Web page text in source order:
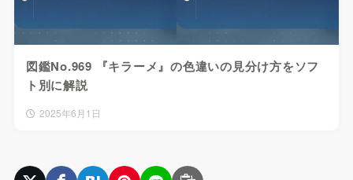
図鑑No.969 『キラーメ』の色違いの見分け方をソフ
ト別に解説
2025年6月1日